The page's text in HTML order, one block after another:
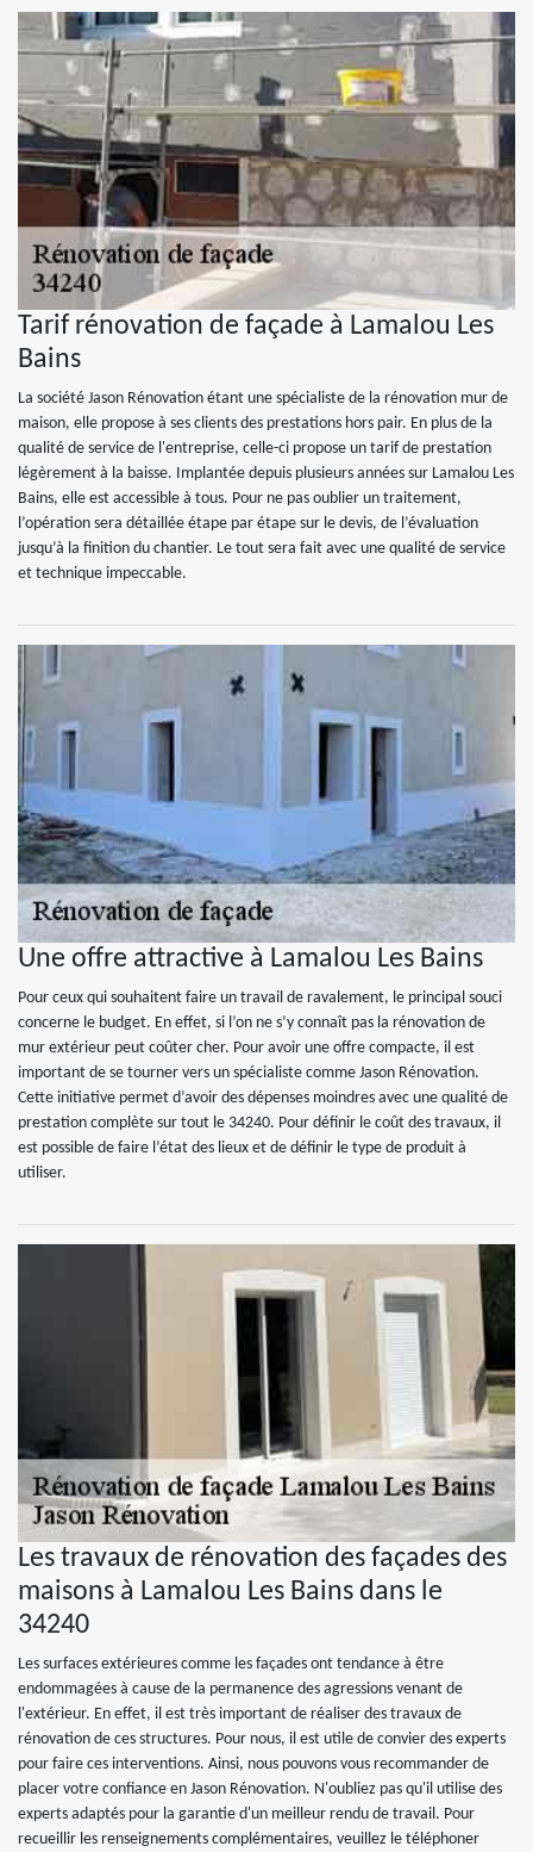
Tarif rénovation de façade à Lamalou Les
Bains
La société Jason Rénovation étant une spécialiste de la rénovation mur de
maison, elle propose à ses clients des prestations hors pair. En plus de la
qualité de service de l'entreprise, celle-ci propose un tarif de prestation
légèrement à la baisse. Implantée depuis plusieurs années sur Lamalou Les
Bains, elle est accessible à tous. Pour ne pas oublier un traitement,
l’opération sera détaillée étape par étape sur le devis, de l’évaluation
jusqu’à la finition du chantier. Le tout sera fait avec une qualité de service
et technique impeccable.
Une offre attractive à Lamalou Les Bains
Pour ceux qui souhaitent faire un travail de ravalement, le principal souci
concerne le budget. En effet, si l’on ne s’y connaît pas la rénovation de
mur extérieur peut coûter cher. Pour avoir une offre compacte, il est
important de se tourner vers un spécialiste comme Jason Rénovation.
Cette initiative permet d’avoir des dépenses moindres avec une qualité de
prestation complète sur tout le 34240. Pour définir le coût des travaux, il
est possible de faire l’état des lieux et de définir le type de produit à
utiliser.
Les travaux de rénovation des façades des
maisons à Lamalou Les Bains dans le
34240
Les surfaces extérieures comme les façades ont tendance à être
endommagées à cause de la permanence des agressions venant de
l'extérieur. En effet, il est très important de réaliser des travaux de
rénovation de ces structures. Pour nous, il est utile de convier des experts
pour faire ces interventions. Ainsi, nous pouvons vous recommander de
placer votre confiance en Jason Rénovation. N'oubliez pas qu'il utilise des
experts adaptés pour la garantie d'un meilleur rendu de travail. Pour
recueillir les renseignements complémentaires, veuillez le téléphoner